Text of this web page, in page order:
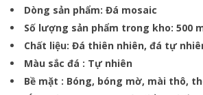
Dòng sản phẩm: Đá mosaic
Số lượng sản phẩm trong kho: 500
Chất liệu: Đá thiên nhiên, đá tự
Màu sắc đá : Tự nhiên
Bề mặt : Bóng, bóng mờ, mài thô,